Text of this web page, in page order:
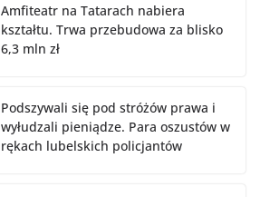
Amfiteatr na Tatarach nabiera
kształtu. Trwa przebudowa za blisko
6,3 mln zł
Podszywali się pod stróżów prawa i
wyłudzali pieniądze. Para oszustów w
rękach lubelskich policjantów